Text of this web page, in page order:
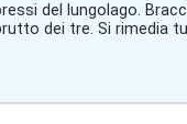
del lungolago.
dei tre. Si rimedia